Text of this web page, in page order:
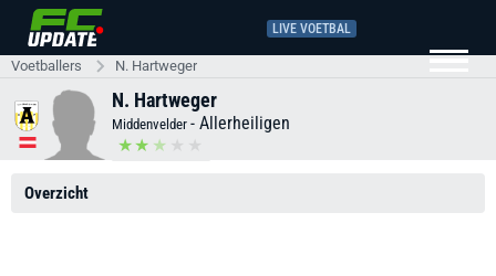
LIVE VOETBAL
Voetballers N. Hartweger
N. Hartweger
Middenvelder - Allerheiligen
Overzicht